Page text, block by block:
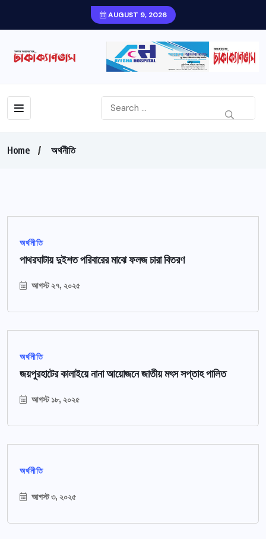
AUGUST 9, 2026
Home অর্থনীতি
অর্থনীতি
পাথরঘাটায় দুইশত পরিবারের মাঝে ফলজ চারা বিতরণ
আগস্ট ২৭, ২০২৫
অর্থনীতি
জয়পুরহাটের কালাইয়ে নানা আয়োজনে জাতীয় মৎস সপ্তাহ পালিত
আগস্ট ১৮, ২০২৫
অর্থনীতি
আগস্ট ৩, ২০২৫